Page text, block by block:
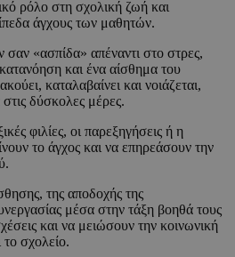
ρόλο στη σχολική ζωή και
άγχους των μαθητών.
σαν «ασπίδα» απέναντι στο στρες,
και ένα αίσθημα του
καταλαβαίνει και νοιάζεται,
δύσκολες μέρες.
φιλίες, οι παρεξηγήσεις ή η
το άγχος και να επηρεάσουν την
της αποδοχής της
μέσα στην τάξη βοηθά τους
και να μειώσουν την κοινωνική
σχολείο.